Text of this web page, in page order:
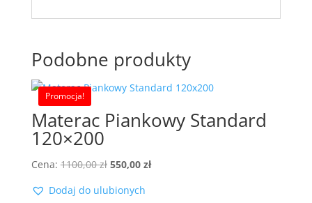
Podobne produkty
Promocja!
Materac Piankowy Standard
120×200
Cena: 1100,00zł Pierwotna
wynosiła:
550,00 złAktualna
Dodaj do ulubionych